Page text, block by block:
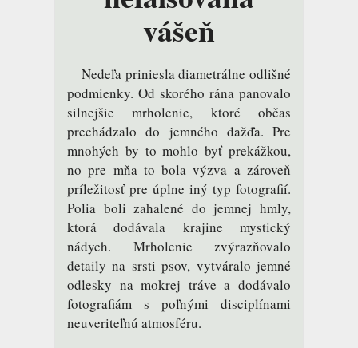
vášeň
Nedeľa priniesla diametrálne odlišné
podmienky. Od skorého rána panovalo
silnejšie mrholenie, ktoré občas
prechádzalo do jemného dažďa. Pre
mnohých by to mohlo byť prekážkou,
no pre mňa to bola výzva a zároveň
príležitosť pre úplne iný typ fotografií.
Polia boli zahalené do jemnej hmly,
ktorá dodávala krajine mystický
nádych. Mrholenie zvýrazňovalo
detaily na srsti psov, vytváralo jemné
odlesky na mokrej tráve a dodávalo
fotografiám s poľnými disciplínami
neuveriteľnú atmosféru.